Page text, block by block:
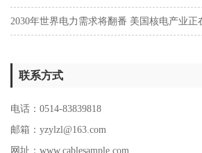
2030年世界电力需求将翻番 美国核电产业正
联系方式
电话：0514-83839818
邮箱：yzylzl@163.com
网址： www.cablesample.com